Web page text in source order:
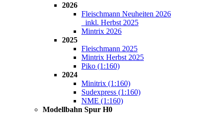
2026
Fleischmann Neuheiten 2026
inkl. Herbst 2025
Mintrix 2026
2025
Fleischmann 2025
Mintrix Herbst 2025
Piko (1:160)
2024
Minitrix (1:160)
Sudexpress (1:160)
NME (1:160)
Modellbahn Spur H0